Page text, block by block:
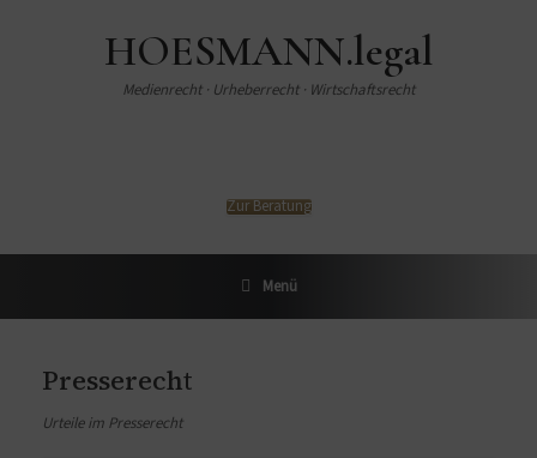
HOESMANN.legal
Medienrecht · Urheberrecht · Wirtschaftsrecht
Zur Beratung
Menü
Presserecht
Urteile im Presserecht